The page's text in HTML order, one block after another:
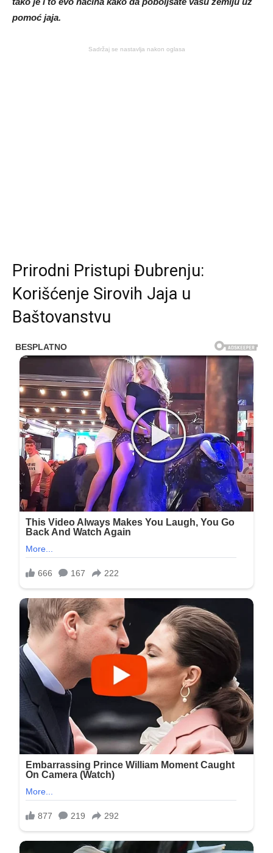
pomoć jaja.
Sadržaj se nastavlja nakon oglasa
Prirodni Pristupi Đubrenju:
Korišćenje Sirovih Jaja u
Baštovanstvu